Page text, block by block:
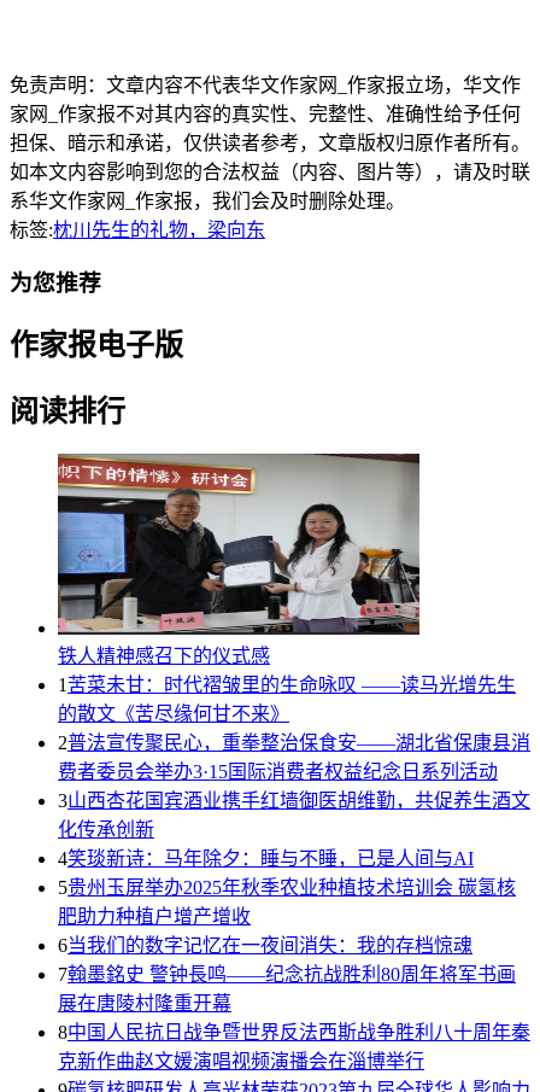
免责声明：文章内容不代表华文作家网_作家报立场，华文作
家网_作家报不对其内容的真实性、完整性、准确性给予任何
担保、暗示和承诺，仅供读者参考，文章版权归原作者所有。
如本文内容影响到您的合法权益（内容、图片等），请及时联
系华文作家网_作家报，我们会及时删除处理。
标签:枕川先生的礼物，梁向东
为您推荐
作家报电子版
阅读排行
铁人精神感召下的仪式感
1 苦菜未甘：时代褶皱里的生命咏叹 ——读马光增先生
的散文《苦尽缘何甘不来》
2普法宣传聚民心，重拳整治保食安——湖北省保康县消
费者委员会举办3·15国际消费者权益纪念日系列活动
3山西杏花国宾酒业携手红墙御医胡维勤，共促养生酒文
化传承创新
4笑琰新诗：马年除夕：睡与不睡，已是人间与AI
5贵州玉屏举办2025年秋季农业种植技术培训会 碳氢核
肥助力种植户增产增收
6当我们的数字记忆在一夜间消失：我的存档惊魂
7翰墨銘史 警钟長鸣——纪念抗战胜利80周年将军书画
展在唐陵村隆重开幕
8中国人民抗日战争暨世界反法西斯战争胜利八十周年秦
克新作曲赵文媛演唱视频演播会在淄博举行